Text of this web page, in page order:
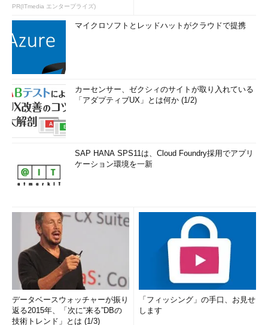
PR(ITmedia エンタープライズ)
マイクロソフトとレッドハットがクラウドで提携
カーセンサー、ゼクシィのサイトが取り入れている
「アダプティブUX」とは何か (1/2)
SAP HANA SPS11は、Cloud Foundry採用でアプリ
ケーション環境を一新
データベースウォッチャーが振り
返る2015年、「次に“来る”DBの
技術トレンド」とは (1/3)
「フィッシング」の手口、お見せ
します